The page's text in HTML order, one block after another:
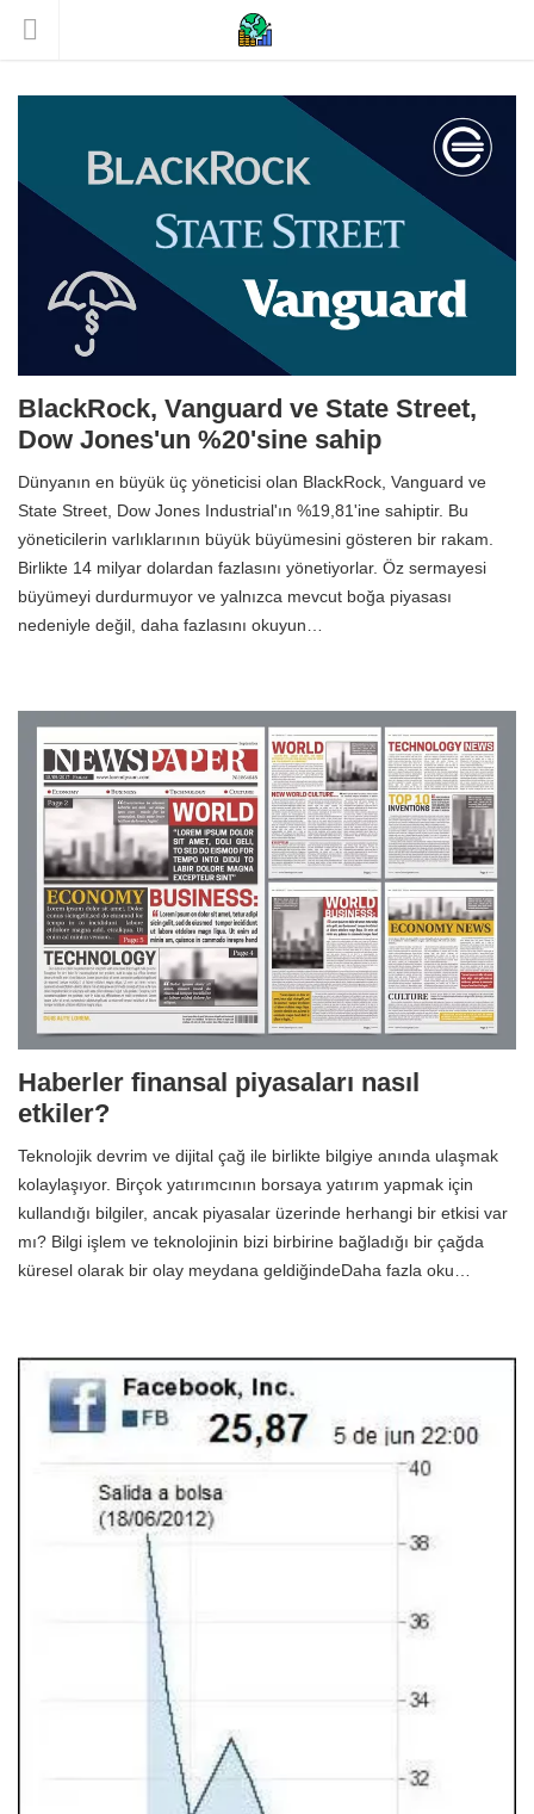
BlackRock, Vanguard ve State Street,
Dow Jones'un %20'sine sahip
Dünyanın en büyük üç yöneticisi olan BlackRock, Vanguard ve
State Street, Dow Jones Industrial'ın %19,81'ine sahiptir. Bu
yöneticilerin varlıklarının büyük büyümesini gösteren bir rakam.
Birlikte 14 milyar dolardan fazlasını yönetiyorlar. Öz sermayesi
büyümeyi durdurmuyor ve yalnızca mevcut boğa piyasası
nedeniyle değil, daha fazlasını okuyun…
Haberler finansal piyasaları nasıl
etkiler?
Teknolojik devrim ve dijital çağ ile birlikte bilgiye anında ulaşmak
kolaylaşıyor. Birçok yatırımcının borsaya yatırım yapmak için
kullandığı bilgiler, ancak piyasalar üzerinde herhangi bir etkisi var
mı? Bilgi işlem ve teknolojinin bizi birbirine bağladığı bir çağda
küresel olarak bir olay meydana geldiğindeDaha fazla oku…